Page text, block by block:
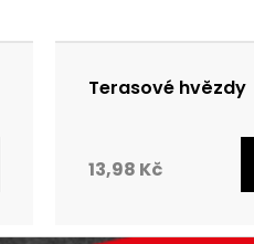
Terasové hvězdy
13,98 Kč